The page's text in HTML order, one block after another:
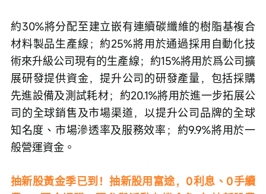
約30%將分配至建立嵌有連續碳纖維的樹脂基複合
材料製品生產線；約25%將用於通過採用自動化技
術來升級公司現有的生產線；約15%將用於爲公司擴
展研發提供資金，提升公司的研發產量，包括採購
先進設備及測試耗材；約20.1%將用於進一步拓展公
司的全球銷售及市場渠道，以提升公司品牌的全球
知名度、市場滲透率及服務效率；約9.9%將用於一
般營運資金。
抽新股黃金季已到！抽新股用富途，0利息、0手續